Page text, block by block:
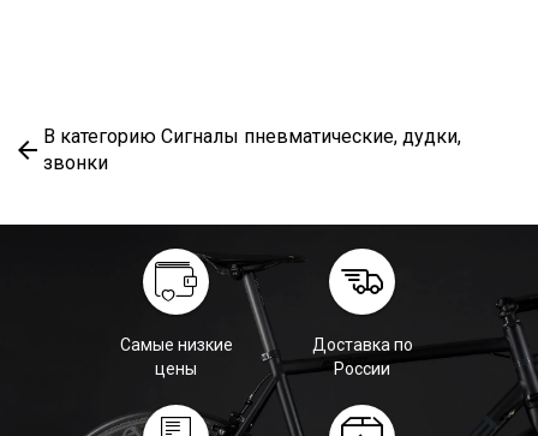
В категорию Сигналы пневматические, дудки,
звонки
Самые низкие
цены
Доставка по
России